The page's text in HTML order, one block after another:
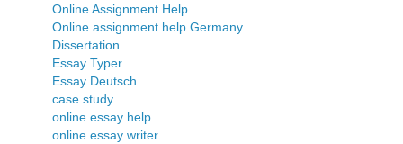
Online Assignment Help
Online assignment help Germany
Dissertation
Essay Typer
Essay Deutsch
case study
online essay help
online essay writer